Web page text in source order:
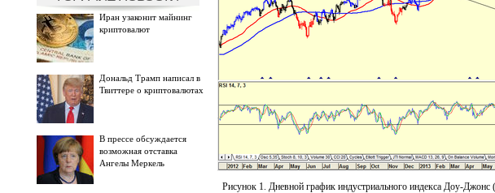
Иран узаконит майнинг
криптовалют
Дональд Трамп написал в
Твиттере о криптовалютах
В прессе обсуждается
возможная отставка
Ангелы Меркель
Рисунок 1. Дневной график индустриального индекса Доу-